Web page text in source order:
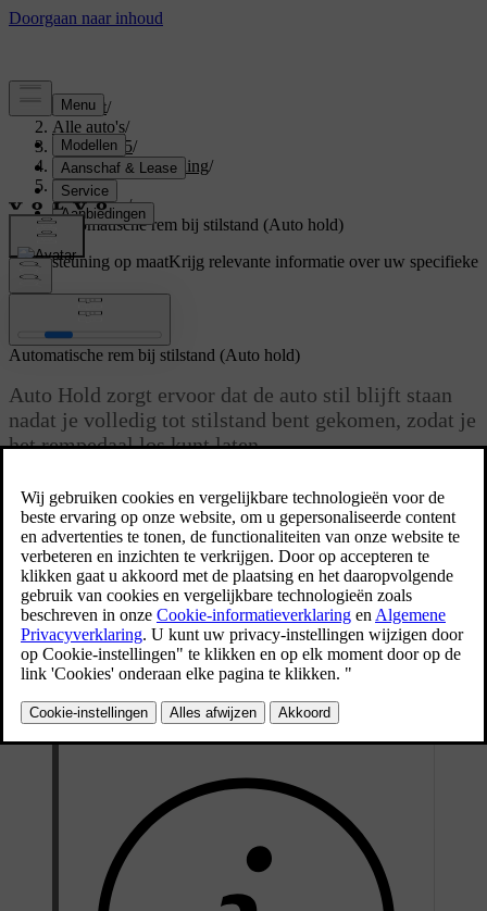
Support/
Alle auto's/
EX40 2025/
Gebruikershandleiding/
Driving/
Remmen/
Automatische rem bij stilstand (Auto hold)
Ondersteuning op maatKrijg relevante informatie over uw specifieke
auto.
Automatische rem bij stilstand (Auto hold)
Auto Hold zorgt ervoor dat de auto stil blijft staan
nadat je volledig tot stilstand bent gekomen, zodat je
het rempedaal los kunt laten.
Als de auto in stand D of R staat en de auto remt tot stilstand, dan
wordt Auto Hold automatisch geactiveerd, mits er aan de
noodzakelijke voorwaarden is voldaan. Dit wordt aangegeven met
het Hold-symbool in het bestuurdersdisplay.
Om de automatische rem uit te schakelen en verder te rijden in de
geselecteerde schakelstand, druk je het rijpedaal in.